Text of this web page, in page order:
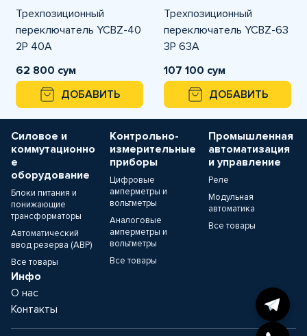
Трехпозиционный
переключатель YCBZ-40
2Р 40А
62 800 сум
ДОБАВИТЬ
Трехпозиционный
переключатель YCBZ-63
3Р 63А
107 100 сум
ДОБАВИТЬ
Силовое и
коммутационно
е
оборудование
Блоки питания и
понижающие
трансформаторы
Автоматический
ввод резерва (АВР)
Все товары
Контрольно-
измерительные
приборы
Цифровые
амперметры и
вольтметры
Аналоговые
амперметры и
вольтметры
Все товары
Промышленная
автоматизация
и управление
Реле
Модульная
автоматика
Все товары
Инфо
О нас
Контакты